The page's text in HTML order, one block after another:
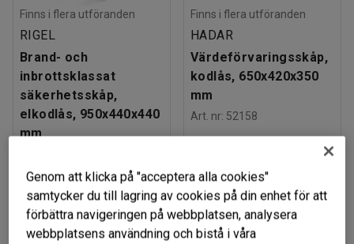
Finns i flera utföranden
RIGEL
Brand- och
inbrottsklassat
säkerhetsskåp,
elkodlås, 950x440x440
mm
11 549 kr
exkl. moms
KÖP
Finns i flera utföranden
HADAR
Värdeförvaringsskåp,
kodlås, 650x420x350
mm
Art. nr: 52158
2 445 kr
exkl. moms
KÖP
Genom att klicka på "acceptera alla cookies"
samtycker du till lagring av cookies på din enhet för att
förbättra navigeringen på webbplatsen, analysera
webbplatsens användning och bistå i våra